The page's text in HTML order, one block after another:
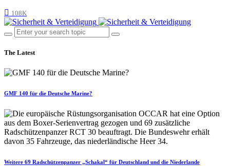
108K
The Latest
GMF 140 für die Deutsche Marine?
Weitere 69 Radschützenpanzer „Schakal“ für Deutschland und die Niederlande